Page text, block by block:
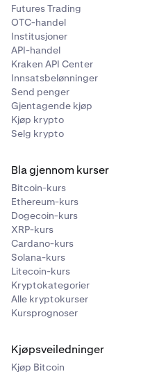
Futures Trading
OTC-handel
Institusjoner
API-handel
Kraken API Center
Innsatsbelønninger
Send penger
Gjentagende kjøp
Kjøp krypto
Selg krypto
Bla gjennom kurser
Bitcoin-kurs
Ethereum-kurs
Dogecoin-kurs
XRP-kurs
Cardano-kurs
Solana-kurs
Litecoin-kurs
Kryptokategorier
Alle kryptokurser
Kursprognoser
Kjøpsveiledninger
Kjøp Bitcoin